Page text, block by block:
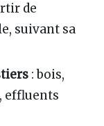
de
suivant sa
: bois,
effluents